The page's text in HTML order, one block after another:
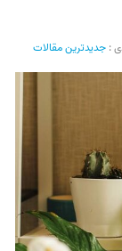
: جدیدترین مقالات